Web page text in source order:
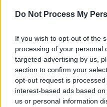
Do Not Process My
If you wish to opt-out of the
processing of your personal
targeted advertising by us,
section to confirm your
opt-out request is
interest-based ads based
us or personal information